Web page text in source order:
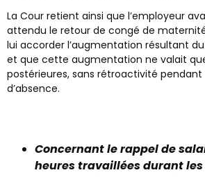
La Cour retient ainsi que l’employeur
attendu le retour de congé de
lui accorder l’augmentation résultant
et que cette augmentation ne valait
postérieures, sans rétroactivité pendant
d’absence.
Concernant le rappel de
heures travaillées durant